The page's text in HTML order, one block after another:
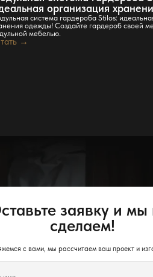
организация
система гардероба Stilos:
одежды! Создайте гардероб своей
мебелью.
→
заявку и мы
сделаем!
с вами, мы рассчитаем ваш проект и